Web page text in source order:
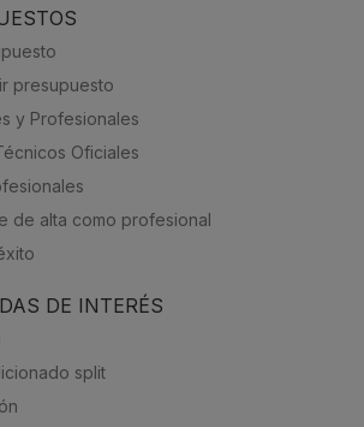
presupuesto
y Profesionales
Oficiales
de alta como profesional
DE INTERÉS
split